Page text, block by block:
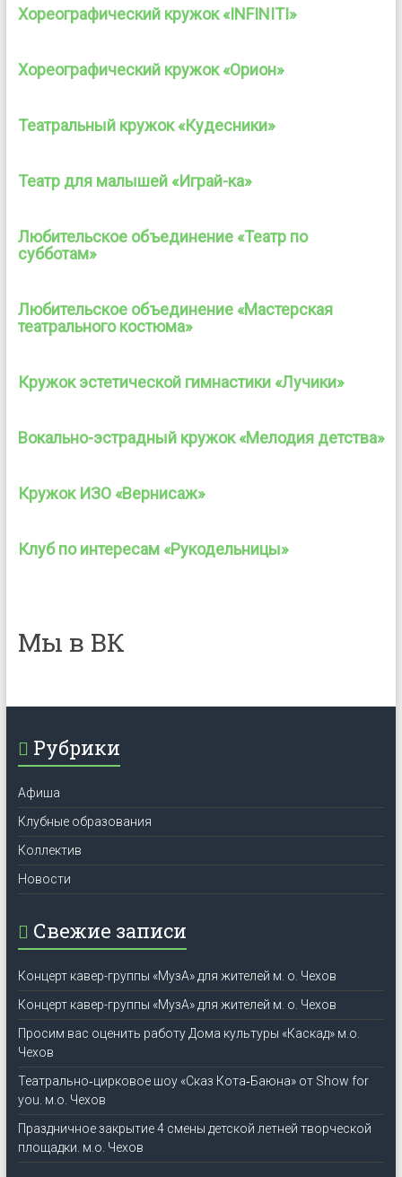
Хореографический кружок «INFINITI»
Хореографический кружок «Орион»
Театральный кружок «Кудесники»
Театр для малышей «Играй-ка»
Любительское объединение «Театр по
субботам»
Любительское объединение «Мастерская
театрального костюма»
Кружок эстетической гимнастики «Лучики»
Вокально-эстрадный кружок «Мелодия детства»
Кружок ИЗО «Вернисаж»
Клуб по интересам «Рукодельницы»
Мы в ВК
Рубрики
Афиша
Клубные образования
Коллектив
Новости
Свежие записи
Концерт кавер-группы «МузА» для жителей м. о. Чехов
Концерт кавер-группы «МузА» для жителей м. о. Чехов
Просим вас оценить работу Дома культуры «Каскад» м.о.
Чехов
Театрально‑цирковое шоу «Сказ Кота‑Баюна» от Show for
you. м.о. Чехов
Праздничное закрытие 4 смены детской летней творческой
площадки. м.о. Чехов